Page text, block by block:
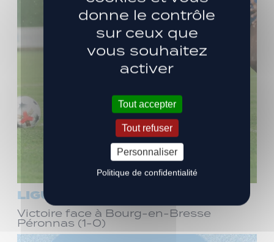
LIGUE 3
Victoire face à Bourg-en-Bresse
Péronnas (1-0)
donne le contrôle
sur ceux que
vous souhaitez
activer
Tout accepter
Tout refuser
Personnaliser
Politique de confidentialité